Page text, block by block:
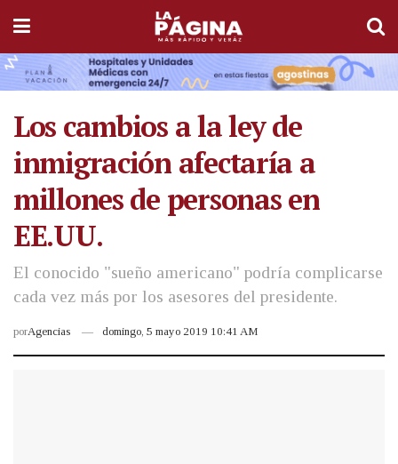
Los cambios a la ley de
inmigración afectaría a
millones de personas en
EE.UU.
El conocido "sueño americano" podría complicarse
cada vez más por los asesores del presidente.
porAgencias domingo, 5 mayo 2019 10:41 AM